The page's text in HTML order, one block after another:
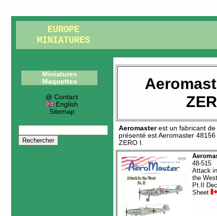
EUROPE
MINIATURES
Miniatures
Maquettes
@ Contact
English
Sitemap
Aeromasterest un fabricant
présenté estAeromaster 48156
ZERO I
48-515
Attack in
the West
Pt.II
Sheet